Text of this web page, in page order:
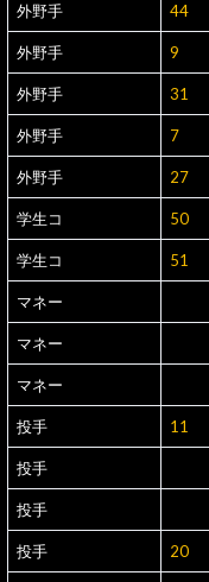
外野手 44
外野手 9
外野手 31
外野手 7
外野手 27
学生コ 50
学生コ 51
マネー
マネー
マネー
投手 11
投手
投手
投手 20